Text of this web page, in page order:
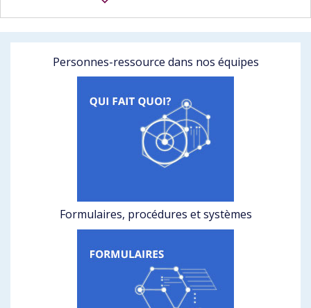
Personnes-ressource dans nos équipes
Formulaires, procédures et systèmes